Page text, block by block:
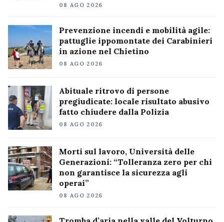
08 AGO 2026
Prevenzione incendi e mobilità agile:
pattuglie ippomontate dei Carabinieri
in azione nel Chietino
08 AGO 2026
Abituale ritrovo di persone
pregiudicate: locale risultato abusivo
fatto chiudere dalla Polizia
08 AGO 2026
Morti sul lavoro, Università delle
Generazioni: “Tolleranza zero per chi
non garantisce la sicurezza agli
operai”
08 AGO 2026